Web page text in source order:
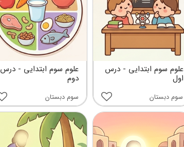
علوم سوم ابتدایی - درس
دوم
سوم دبستان
علوم سوم ابتدایی - درس
اول
سوم دبستان